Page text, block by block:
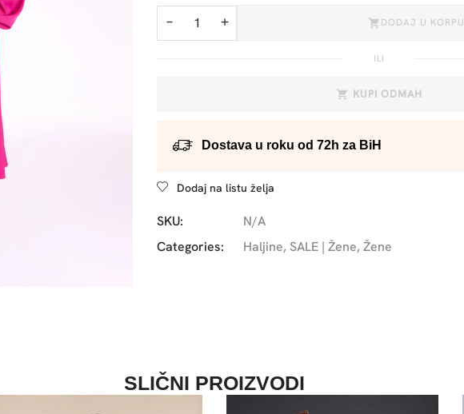
− + DODAJ U KORPU
ILI
KUPI ODMAH
Dostava u roku od 72h za BiH
Dodaj na listu želja
SKU:
N/A
Categories:
Haljine, SALE | Žene, Žene
SLIČNI PROIZVODI